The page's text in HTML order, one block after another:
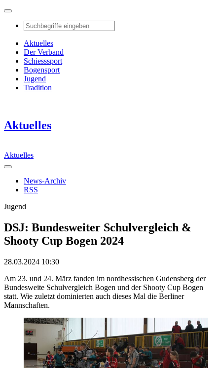
Aktuelles
Der Verband
Schiesssport
Bogensport
Jugend
Tradition
Aktuelles
Aktuelles
News-Archiv
RSS
Jugend
DSJ: Bundesweiter Schulvergleich &
Shooty Cup Bogen 2024
28.03.2024 10:30
Am 23. und 24. März fanden im nordhessischen Gudensberg der
Bundesweite Schulvergleich Bogen und der Shooty Cup Bogen
statt. Wie zuletzt dominierten auch dieses Mal die Berliner
Mannschaften.